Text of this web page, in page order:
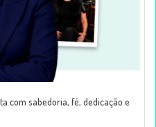
com sabedoria, fé, dedicação e